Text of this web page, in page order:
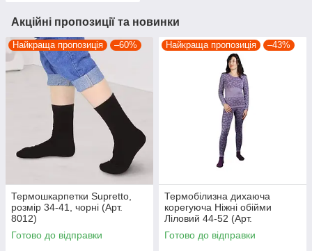
Акційні пропозиції та новинки
Найкраща пропозиція –60%
Термошкарпетки Supretto,
розмір 34-41, чорні (Арт.
8012)
Готово до відправки
Найкраща пропозиція –43%
Термобілизна дихаюча
корегуюча Ніжні обійми
Ліловий 44-52 (Арт.
56560006)
Готово до відправки